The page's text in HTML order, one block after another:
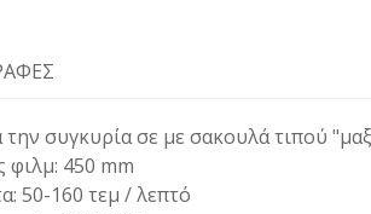
την συγκυρία σε με σακουλά τιπού
φιλμ: 450 mm
50-160 τεμ / λεπτό